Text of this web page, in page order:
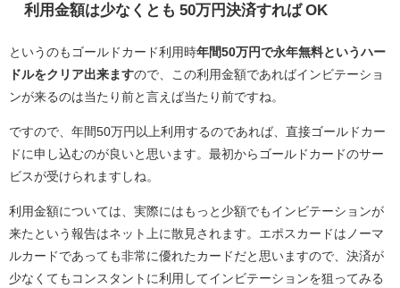
利用金額は少なくとも 50万円決済すれば OK
というのもゴールドカード利用時年間50万円で永年無料というハー
ドルをクリア出来ますので、この利用金額であればインビテーショ
ンが来るのは当たり前と言えば当たり前ですね。
ですので、年間50万円以上利用するのであれば、直接ゴールドカー
ドに申し込むのが良いと思います。最初からゴールドカードのサー
ビスが受けられますしね。
利用金額については、実際にはもっと少額でもインビテーションが
来たという報告はネット上に散見されます。エポスカードはノーマ
ルカードであっても非常に優れたカードだと思いますので、決済が
少なくてもコンスタントに利用してインビテーションを狙ってみる